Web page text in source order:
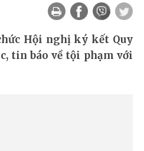
Hội nghị ký kết Quy
tin báo về tội phạm với